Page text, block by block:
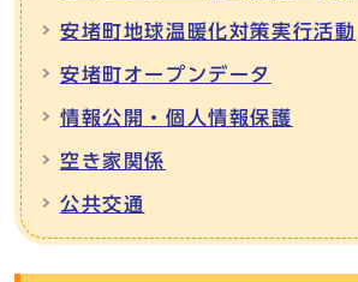
安堵町地球温暖化対策実行活動
安堵町オープンデータ
情報公開・個人情報保護
空き家関係
公共交通